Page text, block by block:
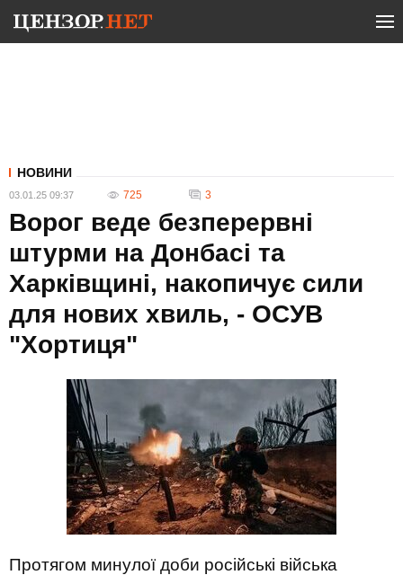
НОВИНИ
03.01.25 09:37 725 3
Ворог веде безперервні
штурми на Донбасі та
Харківщині, накопичує сили
для нових хвиль, - ОСУВ
"Хортиця"
Протягом минулої доби російські війська